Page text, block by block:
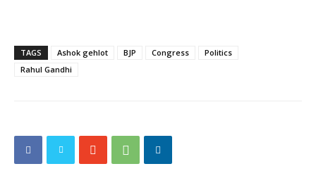
TAGS Ashok gehlot BJP Congress
Politics
Rahul Gandhi